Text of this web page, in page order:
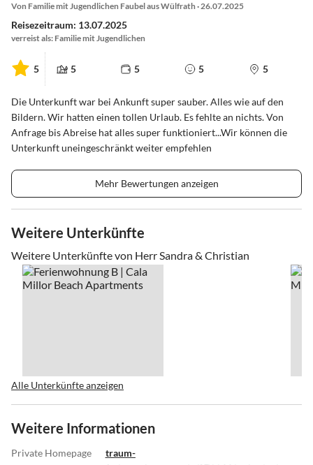
Von Familie mit Jugendlichen Faubel aus Wülfrath · 26.07.2025
Reisezeitraum: 13.07.2025
verreist als: Familie mit Jugendlichen
5 5 5 5 5
Die Unterkunft war bei Ankunft super sauber. Alles wie auf den
Bildern. Wir hatten einen tollen Urlaub. Es fehlte an nichts. Von
Anfrage bis Abreise hat alles super funktioniert...Wir können die
Unterkunft uneingeschränkt weiter empfehlen
Mehr Bewertungen anzeigen
Weitere Unterkünfte
Weitere Unterkünfte von Herr Sandra & Christian
Alle Unterkünfte anzeigen
Weitere Informationen
Private Homepage
traum-